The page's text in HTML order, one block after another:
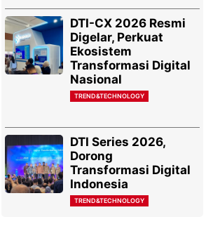
DTI-CX 2026 Resmi
Digelar, Perkuat
Ekosistem
Transformasi Digital
Nasional
TREND&TECHNOLOGY
DTI Series 2026,
Dorong
Transformasi Digital
Indonesia
TREND&TECHNOLOGY